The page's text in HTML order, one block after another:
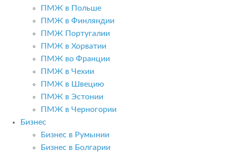
ПМЖ в Польше
ПМЖ в Финляндии
ПМЖ Португалии
ПМЖ в Хорватии
ПМЖ во Франции
ПМЖ в Чехии
ПМЖ в Швецию
ПМЖ в Эстонии
ПМЖ в Черногории
Бизнес
Бизнес в Румынии
Бизнес в Болгарии